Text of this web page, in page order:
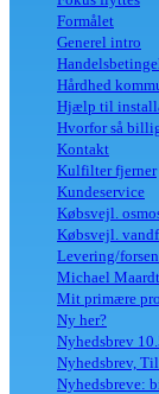
Formålet
Generel intro
Hårdhed
Hjælp til
Hvorfor så
Kontakt
Kulfilter fjerner
Kundeservice
Købsvejl.
Købsvejl.
Levering/
Michael Maardt
Mit primære
Ny her?
Nyhedsbrev
Nyhedsbrev,
Nyhedsbreve: